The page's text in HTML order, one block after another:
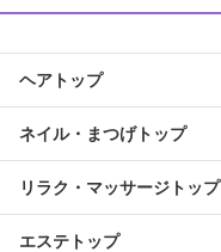
ヘアトップ
ネイル・まつげトップ
リラク・マッサージトップ
エステトップ